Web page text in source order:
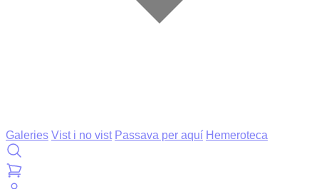
Galeries Vist i no vist Passava per aquí Hemeroteca